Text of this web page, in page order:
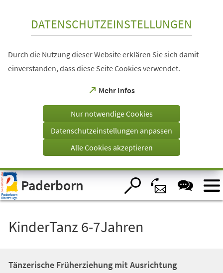
Visuelle
Assistenzsoftware
öffnen.
DATENSCHUTZEINSTELLUNGEN
Durch die Nutzung dieser Website erklären Sie sich damit
einverstanden, dass diese Seite Cookies verwendet.
Mehr Infos
(Öffnet
einem
Tab)
Nur notwendige Cookies
Datenschutzeinstellungen anpassen
Alle Cookies akzeptieren
Paderborn
KinderTanz 6-7Jahren
Tänzerische Früherziehung mit Ausrichtung